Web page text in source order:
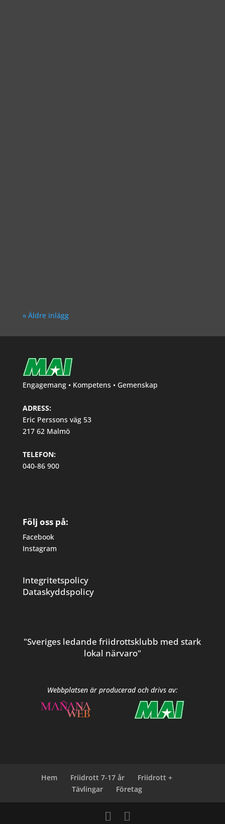
« Äldre inlägg
Engagemang • Kompetens • Gemenskap
ADRESS:
Eric Perssons väg 53
217 62 Malmö
TELEFON:
040-86 900
Följ oss på:
Facebook
Instagram
Integritetspolicy
Dataskyddspolicy
"Sveriges ledande friidrottsklubb med stark
lokal närvaro"
Webbplatsen är producerad och drivs av:
Hem Friidrott 7-17 år
Friidrott +
Tävlingar
Företag